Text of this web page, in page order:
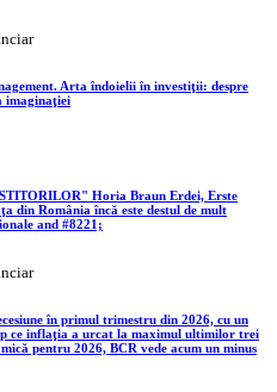
Arta îndoielii în investiţii: despre
imaginaţiei
Horia Braun Erdei, Erste
din România încă este destul de mult
and #8221;
în primul trimestru din 2026, cu un
ce inflaţia a urcat la maximul ultimilor trei
pentru 2026, BCR vede acum un minus